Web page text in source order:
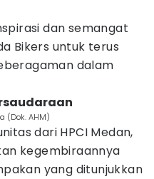
dan semangat
Bikers untuk terus
dalam
(Dok. AHM)
dari HPCI Medan,
kegembiraannya
yang ditunjukkan